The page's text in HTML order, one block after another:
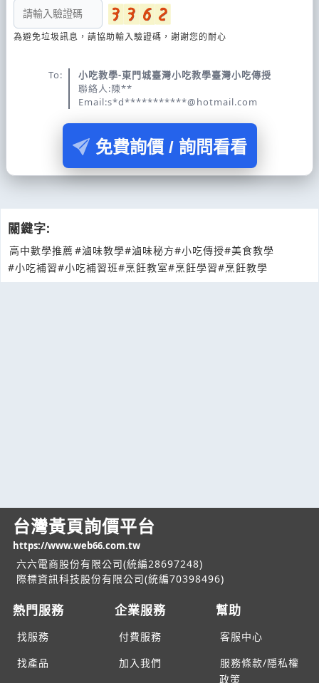
為避免垃圾訊息，請協助輸入驗證碼，謝謝您的耐心
To:
小吃教學-東門城臺灣小吃教學臺灣小吃傳授
聯絡人:陳**
Email:s*d***********@hotmail.com
免費詢價 / 詢問看看
關鍵字:
高中數學推薦#滷味教學#滷味秘方#小吃傳授#美食教學
#小吃補習#小吃補習班#烹飪教室#烹飪學習#烹飪教學
台灣黃頁詢價平台
https://www.web66.com.tw
六六電商股份有限公司(統編28697248)
際標資訊科技股份有限公司(統編70398496)
熱門服務
找服務
找產品
企業服務
付費服務
加入我們
幫助
客服中心
服務條款/隱私權
政策